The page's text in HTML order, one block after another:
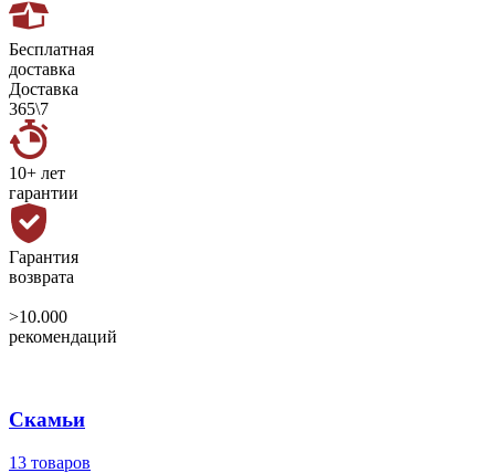
Бесплатная
доставка
Доставка
365\7
10+ лет
гарантии
Гарантия
возврата
>10.000
рекомендаций
Скамьи
13 товаров